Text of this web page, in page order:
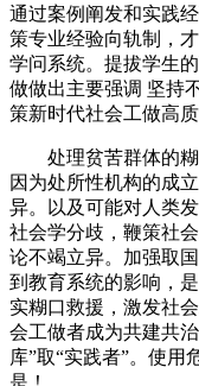
通过案例阐发和实践
策专业经验向轨制，
学问系统。提拔学生
做做出主要强调 坚持
策新时代社会工做高
处理贫苦群体的糊
因为处所性机构的成
异。以及可能对人类
社会学分歧，鞭策社
论不竭立异。加强取
到教育系统的影响，
实糊口救援，激发社
会工做者成为共建共
库”取“实践者”。使用
是！